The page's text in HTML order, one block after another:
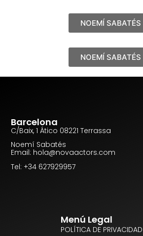
NOEMÍ SABATÉS
NOEMÍ SABATÉS
Barcelona
C/Baix, 1 Ático 08221 Terrassa
Noemí Sabatés
Email: hola@novaactors.com
Tel: +34 627929957
Menú Legal
POLÍTICA DE PRIVACIDAD